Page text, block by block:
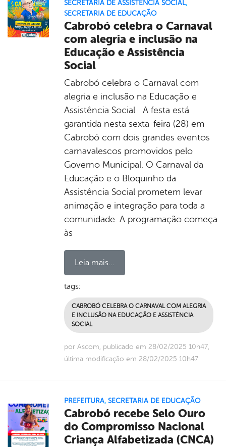
SECRETARIA DE ASSISTÊNCIA SOCIAL,
SECRETARIA DE EDUCAÇÃO
Cabrobó celebra o Carnaval
com alegria e inclusão na
Educação e Assistência
Social
Cabrobó celebra o Carnaval com
alegria e inclusão na Educação e
Assistência Social A festa está
garantida nesta sexta-feira (28) em
Cabrobó com dois grandes eventos
carnavalescos promovidos pelo
Governo Municipal. O Carnaval da
Educação e o Bloquinho da
Assistência Social prometem levar
animação e integração para toda a
comunidade. A programação começa
às
Leia mais...
tags:
CABROBÓ CELEBRA O CARNAVAL COM ALEGRIA
E INCLUSÃO NA EDUCAÇÃO E ASSISTÊNCIA
SOCIAL
por Ascom, publicado em 28/02/2025 10h47,
última modificação em 28/02/2025 10h47
PREFEITURA, SECRETARIA DE EDUCAÇÃO
Cabrobó recebe Selo Ouro
do Compromisso Nacional
Criança Alfabetizada (CNCA)